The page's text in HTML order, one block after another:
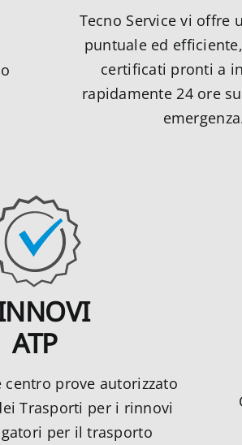
Tecno Service vi offre
puntuale ed
certificati pronti a
rapidamente 24 ore
ATP
centro prove autorizzato
Trasporti per i rinnovi
per il trasporto